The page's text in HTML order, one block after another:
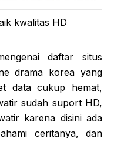
kwalitas HD
daftar situs
drama korea yang
data cukup hemat,
sudah suport HD,
karena disini ada
ceritanya, dan